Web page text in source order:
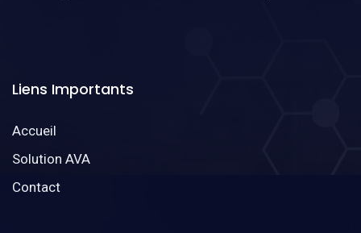
Liens Importants
Accueil
Solution AVA
Contact